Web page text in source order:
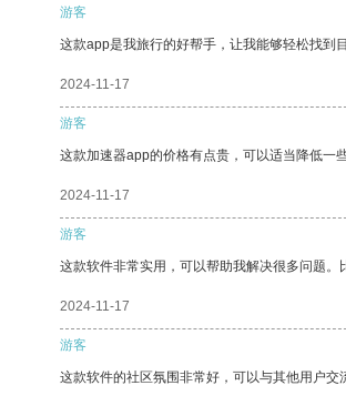
游客
这款app是我旅行的好帮手，让我能够轻松找到
2024-11-17
游客
这款加速器app的价格有点贵，可以适当降低一
2024-11-17
游客
这款软件非常实用，可以帮助我解决很多问题。
2024-11-17
游客
这款软件的社区氛围非常好，可以与其他用户交